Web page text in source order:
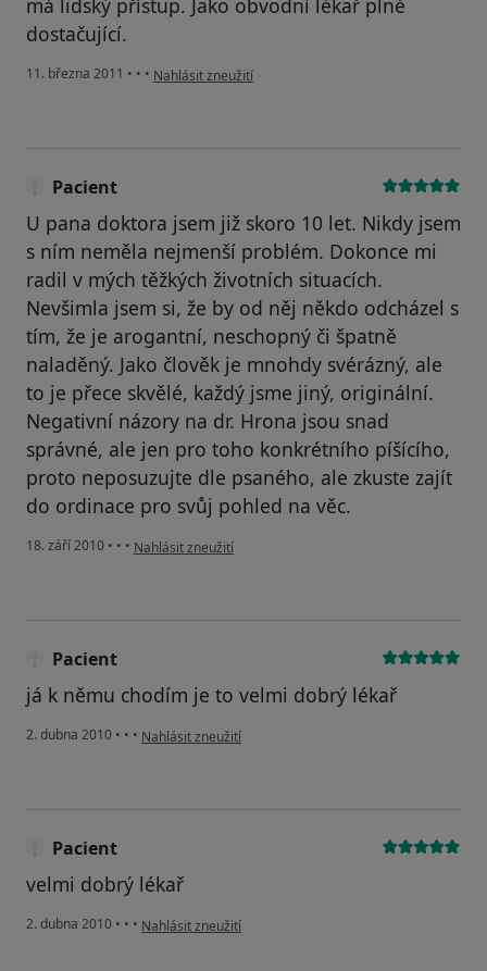
má lidský přístup. Jako obvodní lékař plně
dostačující.
11. března 2011 • • • podle názoru uživatele Pacient
Nahlásit zneužití
Pacient
U pana doktora jsem již skoro 10 let. Nikdy jsem
s ním neměla nejmenší problém. Dokonce mi
radil v mých těžkých životních situacích.
Nevšimla jsem si, že by od něj někdo odcházel s
tím, že je arogantní, neschopný či špatně
naladěný. Jako člověk je mnohdy svérázný, ale
to je přece skvělé, každý jsme jiný, originální.
Negativní názory na dr. Hrona jsou snad
správné, ale jen pro toho konkrétního píšícího,
proto neposuzujte dle psaného, ale zkuste zajít
do ordinace pro svůj pohled na věc.
18. září 2010 • • • podle názoru uživatele Pacient
Nahlásit zneužití
Pacient
já k němu chodím je to velmi dobrý lékař
2. dubna 2010 • • • podle názoru uživatele Pacient
Nahlásit zneužití
Pacient
velmi dobrý lékař
2. dubna 2010 • • • podle názoru uživatele Pacient
Nahlásit zneužití